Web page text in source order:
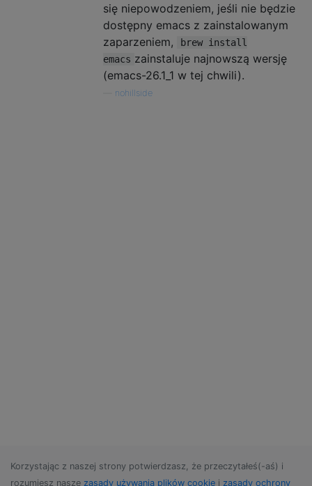
się niepowodzeniem, jeśli nie będzie
dostępny emacs z zainstalowanym
zaparzeniem,
brew install
emacs zainstaluje najnowszą wersję
(emacs-26.1_1 w tej chwili).
nohillside
Korzystając z naszej strony potwierdzasz, że przeczytałeś(-aś) i
rozumiesz nasze zasady używania plików cookie i zasady ochrony